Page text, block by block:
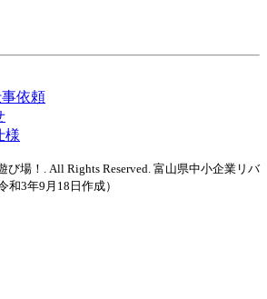
依頼
様
び場！. All Rights Reserved. 富山県中小企業リバ
和3年9月18日作成）